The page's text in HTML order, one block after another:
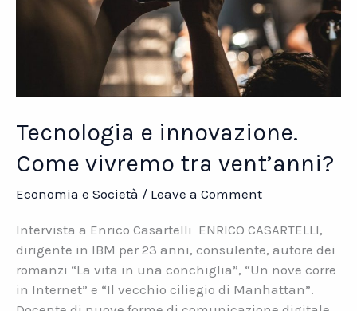
Tecnologia e innovazione.
Come vivremo tra vent’anni?
Economia e Società / Leave a Comment
Intervista a Enrico Casartelli ENRICO CASARTELLI,
dirigente in IBM per 23 anni, consulente, autore dei
romanzi “La vita in una conchiglia”, “Un nove corre
in Internet” e “Il vecchio ciliegio di Manhattan”.